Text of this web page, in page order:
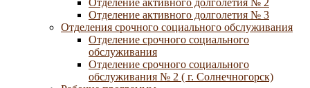
Отделение активного долголетия № 2
Отделение активного долголетия № 3
Отделения срочного социального обслуживания
Отделение срочного социального
обслуживания
Отделение срочного социального
обслуживания № 2 ( г. Солнечногорск)